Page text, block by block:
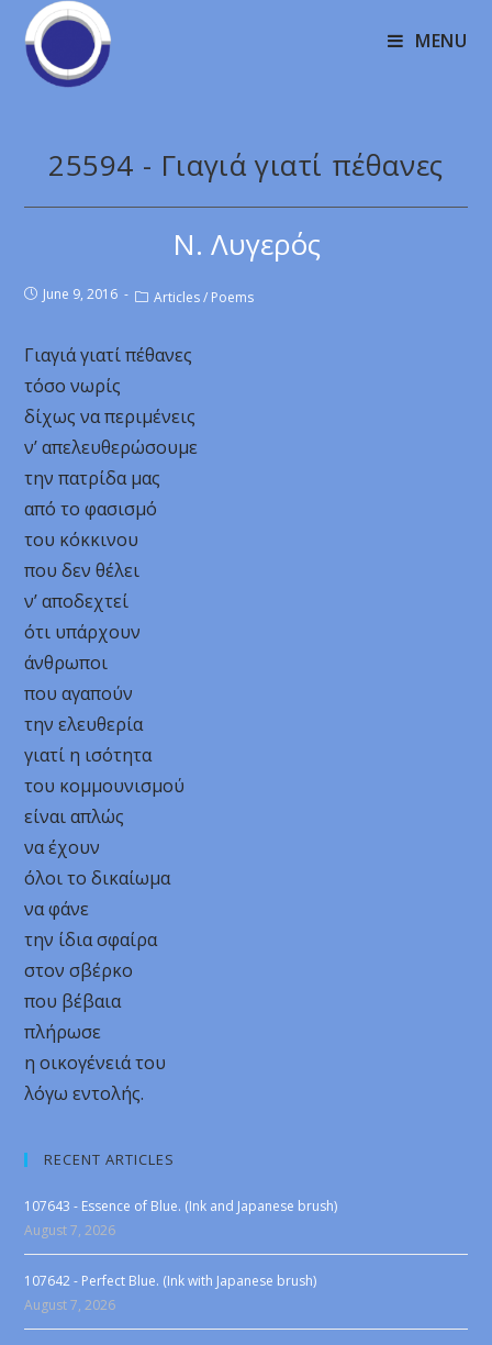
MENU
25594 - Γιαγιά γιατί πέθανες
Ν. Λυγερός
June 9, 2016 Articles / Poems
Γιαγιά γιατί πέθανες
τόσο νωρίς
δίχως να περιμένεις
ν’ απελευθερώσουμε
την πατρίδα μας
από το φασισμό
του κόκκινου
που δεν θέλει
ν’ αποδεχτεί
ότι υπάρχουν
άνθρωποι
που αγαπούν
την ελευθερία
γιατί η ισότητα
του κομμουνισμού
είναι απλώς
να έχουν
όλοι το δικαίωμα
να φάνε
την ίδια σφαίρα
στον σβέρκο
που βέβαια
πλήρωσε
η οικογένειά του
λόγω εντολής.
RECENT ARTICLES
107643 - Essence of Blue. (Ink and Japanese brush)
August 7, 2026
107642 - Perfect Blue. (Ink with Japanese brush)
August 7, 2026